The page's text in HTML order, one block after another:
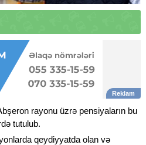
rayonu üzrə pensiyaların bu
tutulub.
qeydiyyatda olan və